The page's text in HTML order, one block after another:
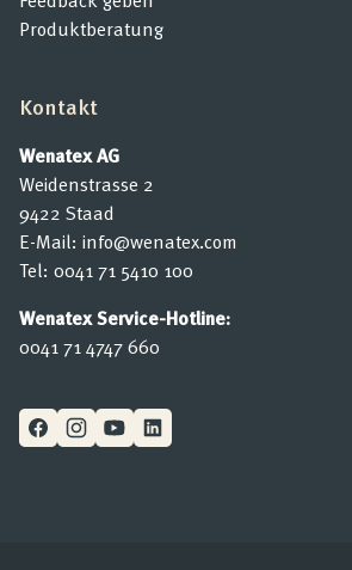
Produktberatung
Kontakt
Wenatex AG
Weidenstrasse 2
9422 Staad
E-Mail: info@wenatex.com
Tel: 0041 71 5410 100
Wenatex Service-Hotline:
0041 71 4747 660